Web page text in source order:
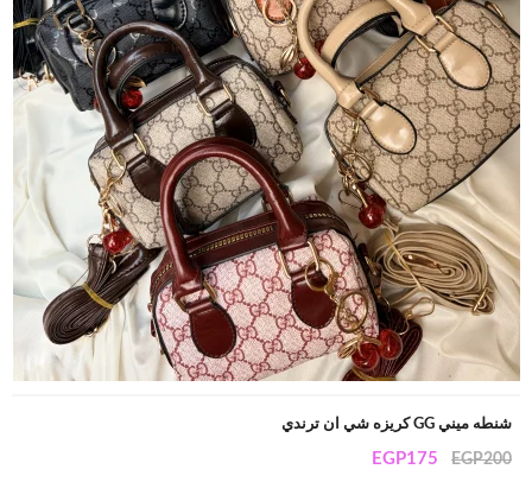
شنطه ميني GG كريزه شي ان ترندي
EGP200
EGP175